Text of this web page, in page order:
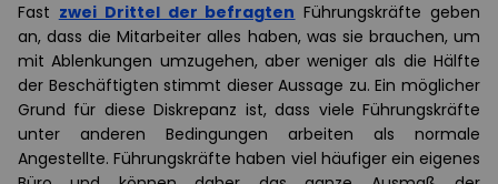
Fast zwei Drittel der befragten Führungskräfte geben
an, dass die Mitarbeiter alles haben, was sie brauchen, um
mit Ablenkungen umzugehen, aber weniger als die Hälfte
der Beschäftigten stimmt dieser Aussage zu. Ein möglicher
Grund für diese Diskrepanz ist, dass viele Führungskräfte
unter anderen Bedingungen arbeiten als normale
Angestellte. Führungskräfte haben viel häufiger ein eigenes